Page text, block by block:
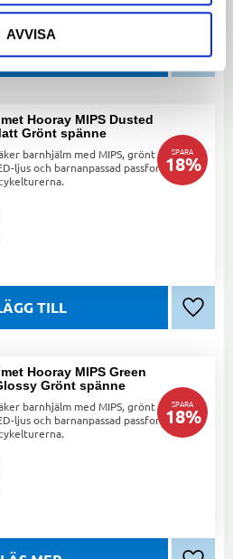
AVVISA
Hooray MIPS Dusted
Grönt spänne
barnhjälm med MIPS, grönt
ljus och barnanpassad passform för
SPARA
18%
Lägg
Hooray MIPS Green
Grönt spänne
barnhjälm med MIPS, grönt
ljus och barnanpassad passform för
SPARA
18%